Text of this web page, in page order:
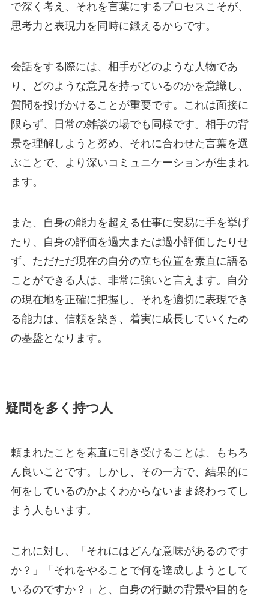
で深く考え、それを言葉にするプロセスこそが、
思考力と表現力を同時に鍛えるからです。
会話をする際には、相手がどのような人物であ
り、どのような意見を持っているのかを意識し、
質問を投げかけることが重要です。これは面接に
限らず、日常の雑談の場でも同様です。相手の背
景を理解しようと努め、それに合わせた言葉を選
ぶことで、より深いコミュニケーションが生まれ
ます。
また、自身の能力を超える仕事に安易に手を挙げ
たり、自身の評価を過大または過小評価したりせ
ず、ただただ現在の自分の立ち位置を素直に語る
ことができる人は、非常に強いと言えます。自分
の現在地を正確に把握し、それを適切に表現でき
る能力は、信頼を築き、着実に成長していくため
の基盤となります。
疑問を多く持つ人
頼まれたことを素直に引き受けることは、もちろ
ん良いことです。しかし、その一方で、結果的に
何をしているのかよくわからないまま終わってし
まう人もいます。
これに対し、「それにはどんな意味があるのです
か？」「それをやることで何を達成しようとして
いるのですか？」と、自身の行動の背景や目的を